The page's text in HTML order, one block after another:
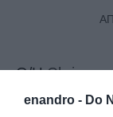
enandro - Do
Ο/ΗChris
04/08/2023 στις